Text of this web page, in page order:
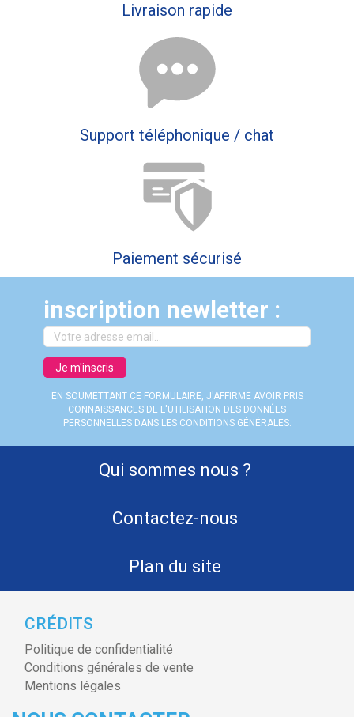
Livraison rapide
Support téléphonique / chat
Paiement sécurisé
inscription newletter :
Je m'inscris
EN SOUMETTANT CE FORMULAIRE, J'AFFIRME AVOIR PRIS
CONNAISSANCES DE L'UTILISATION DES DONNÉES
PERSONNELLES DANS LES CONDITIONS GÉNÉRALES.
Qui sommes nous ?
Contactez-nous
Plan du site
CRÉDITS
Politique de confidentialité
Conditions générales de vente
Mentions légales